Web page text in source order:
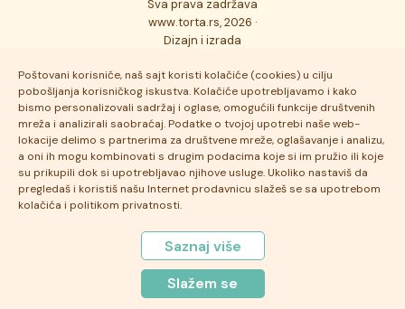
Poštovani korisniče, naš sajt koristi kolačiće (cookies) u cilju
pobošljanja korisničkog iskustva. Kolačiće upotrebljavamo i kako
bismo personalizovali sadržaj i oglase, omogućili funkcije društvenih
mreža i analizirali saobraćaj. Podatke o tvojoj upotrebi naše web-
lokacije delimo s partnerima za društvene mreže, oglašavanje i analizu,
a oni ih mogu kombinovati s drugim podacima koje si im pružio ili koje
su prikupili dok si upotrebljavao njihove usluge. Ukoliko nastaviš da
pregledaš i koristiš našu Internet prodavnicu slažeš se sa upotrebom
kolačića i politikom privatnosti.
Saznaj više
Slažem se
Ukusi torti
Najčešće postavljana pitanja
Sva prava zadržava
www.torta.rs, 2026 ·
Dizajn i izrada